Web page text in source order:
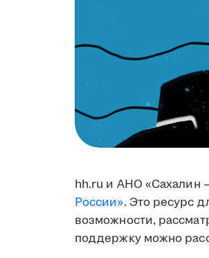
hh.ru и АНО «Сахалин
России». Это ресурс
возможности,
поддержку можно